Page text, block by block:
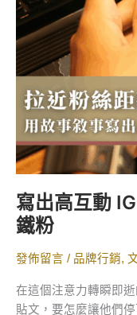
寫出高互動
鐵粉
發佈留言 / 品牌行銷,
在這個注意力轉瞬即
貼文，要怎麼讓他們
動
IG
文
案！
用
故
事
敘
事
造
鐵